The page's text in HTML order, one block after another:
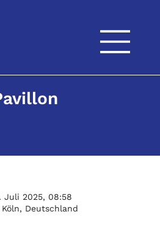
Juli 2025, 08:58
Deutschland